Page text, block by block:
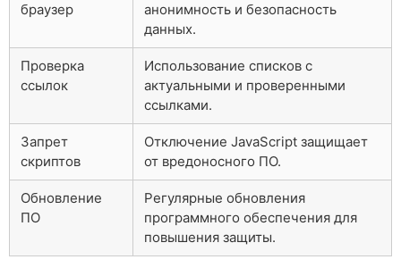
браузер
анонимность и безопасность
данных.
Проверка
ссылок
Использование списков с
актуальными и проверенными
ссылками.
Запрет
скриптов
Отключение JavaScript защищает
от вредоносного ПО.
Обновление
ПО
Регулярные обновления
программного обеспечения для
повышения защиты.